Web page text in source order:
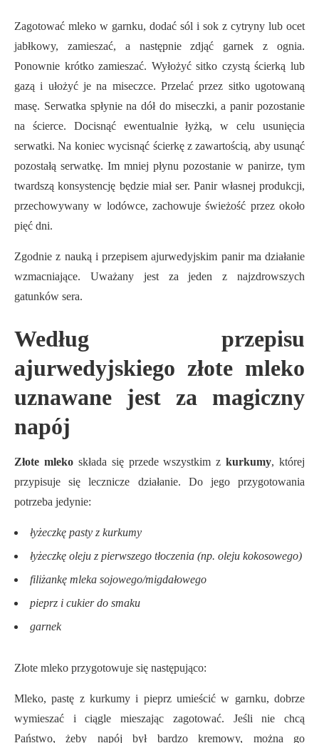
Zagotować mleko w garnku, dodać sól i sok z cytryny lub ocet
jabłkowy, zamieszać, a następnie zdjąć garnek z ognia.
Ponownie krótko zamieszać. Wyłożyć sitko czystą ścierką lub
gazą i ułożyć je na miseczce. Przelać przez sitko ugotowaną
masę. Serwatka spłynie na dół do miseczki, a panir pozostanie
na ścierce. Docisnąć ewentualnie łyżką, w celu usunięcia
serwatki. Na koniec wycisnąć ścierkę z zawartością, aby usunąć
pozostałą serwatkę. Im mniej płynu pozostanie w panirze, tym
twardszą konsystencję będzie miał ser. Panir własnej produkcji,
przechowywany w lodówce, zachowuje świeżość przez około
pięć dni.
Zgodnie z nauką i przepisem ajurwedyjskim panir ma działanie
wzmacniające. Uważany jest za jeden z najzdrowszych
gatunków sera.
Według przepisu
ajurwedyjskiego złote mleko
uznawane jest za magiczny
napój
Złote mlekoskłada się przede wszystkim zkurkumy, której
przypisuje się lecznicze działanie. Do jego przygotowania
potrzeba jedynie:
łyżeczkę pasty z kurkumy
łyżeczkę oleju z pierwszego tłoczenia (np. oleju kokosowego)
filiżankę mleka sojowego/migdałowego
pieprz i cukier do smaku
garnek
Złote mleko przygotowuje się następująco:
Mleko, pastę z kurkumy i pieprz umieścić w garnku, dobrze
wymieszać i ciągle mieszając zagotować. Jeśli nie chcą
Państwo, żeby napój był bardzo kremowy, można go